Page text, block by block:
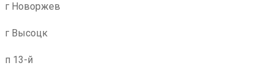
г Новоржев
г Высоцк
п 13-й